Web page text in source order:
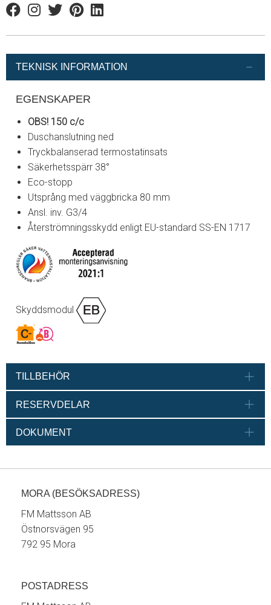
FacebookInstagram
TwitterPinterestLinkedin
TEKNISK INFORMATION
EGENSKAPER
OBS! 150 c/c
Duschanslutning ned
Tryckbalanserad termostatinsats
Säkerhetsspärr 38°
Eco-stopp
Utsprång med väggbricka 80 mm
Ansl. inv. G3/4
Återströmningsskydd enligt EU-standard SS-EN 1717
Skyddsmodul
TILLBEHÖR
RESERVDELAR
DOKUMENT
MORA (BESÖKSADRESS)
FM Mattsson AB
Östnorsvägen 95
792 95 Mora
POSTADRESS